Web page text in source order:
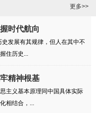
更多>>
时代航向
发展有其规律，但人在其中不
住历史...
精神根基
主义基本原理同中国具体实际
相结合，...